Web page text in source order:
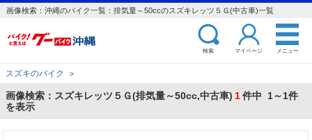
画像検索：沖縄のバイク一覧：排気量～50ccのスズキレッツ５Ｇ(中古車)一覧
検索 マイページ メニュー
スズキのバイク ＞
画像検索：スズキレッツ５Ｇ(排気量～50cc,中古車) 1件中 1～1件
を表示